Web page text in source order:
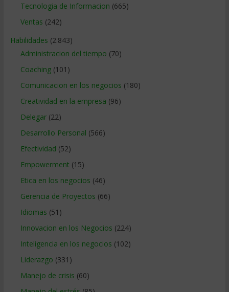
Tecnologia de Informacion (665)
Ventas (242)
Habilidades (2.843)
Administracion del tiempo (70)
Coaching(101)
Comunicacion en los negocios (180)
Creatividad en la empresa (96)
Delegar(22)
Desarrollo Personal (566)
Efectividad (52)
Empowerment (15)
Etica en los negocios (46)
Gerencia de Proyectos (66)
Idiomas (51)
Innovacion en los Negocios (224)
Inteligencia en los negocios (102)
Liderazgo (331)
Manejo de crisis (60)